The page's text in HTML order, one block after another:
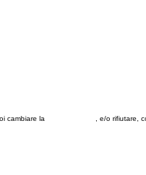
cambiare la
, e/o rifiutare,